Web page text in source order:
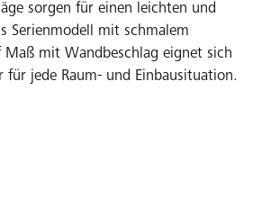
sorgen für einen leichten und
Serienmodell mit schmalem
mit Wandbeschlag eignet sich
für jede Raum- und Einbausituation.